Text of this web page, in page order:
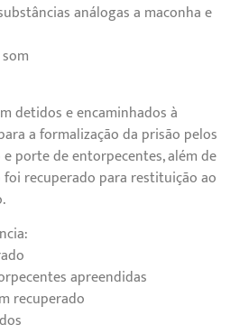
análogas a maconha e
detidos e encaminhados à
a formalização da prisão pelos
porte de entorpecentes, além de
foi recuperado para restituição ao
apreendidas
recuperado